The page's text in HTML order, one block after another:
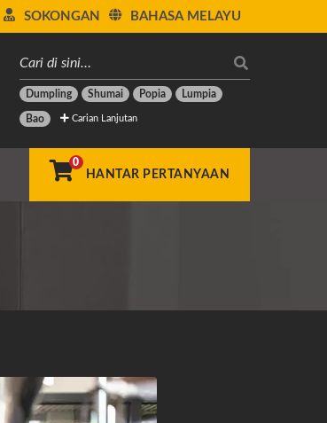
BAHASA MELAYU
SOKONGAN
Dumpling Shumai Popia Lumpia
Bao Carian Lanjutan
0
HANTAR PERTANYAAN